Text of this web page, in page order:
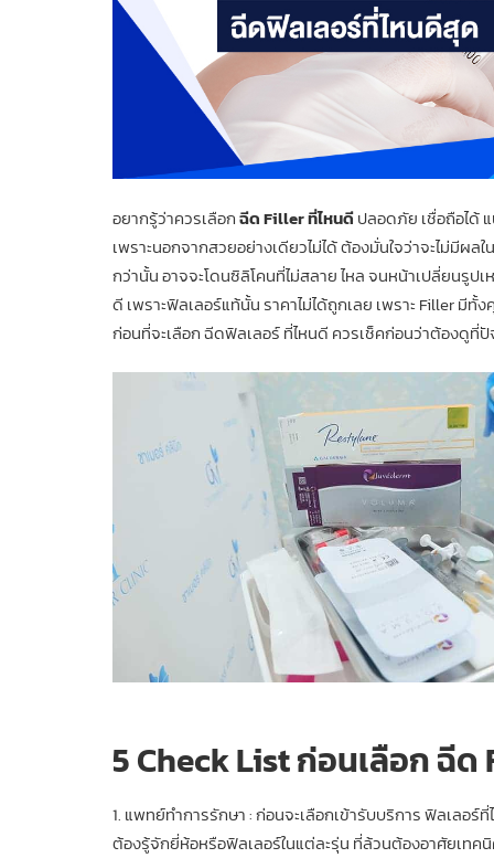
อยากรู้ว่าควรเลือกฉีด Filler ที่ไหนดีปลอดภัย เชื่อถือได้
เพราะนอกจากสวยอย่างเดียวไม่ได้ ต้องมั่นใจว่าจะไม่มีผลใ
กว่านั้นอาจจะโดนซิลิโคนที่ไม่สลาย ไหล จนหน้าเปลี่ยนรูป
ดี เพราะฟิลเลอร์แท้นั้น ราคาไม่ได้ถูกเลย เพราะ Filler มีทั้
ก่อนที่จะเลือก ฉีดฟิลเลอร์ ที่ไหนดี ควรเช็คก่อนว่าต้องดูที่ปั
5 Check List ก่อนเลือก ฉี
1. แพทย์ทำการรักษา : ก่อนจะเลือกเข้ารับบริการ ฟิลเลอ
ต้องรู้จักยี่ห้อหรือฟิลเลอร์ในแต่ละรุ่น ที่ล้วนต้องอาศัยเท